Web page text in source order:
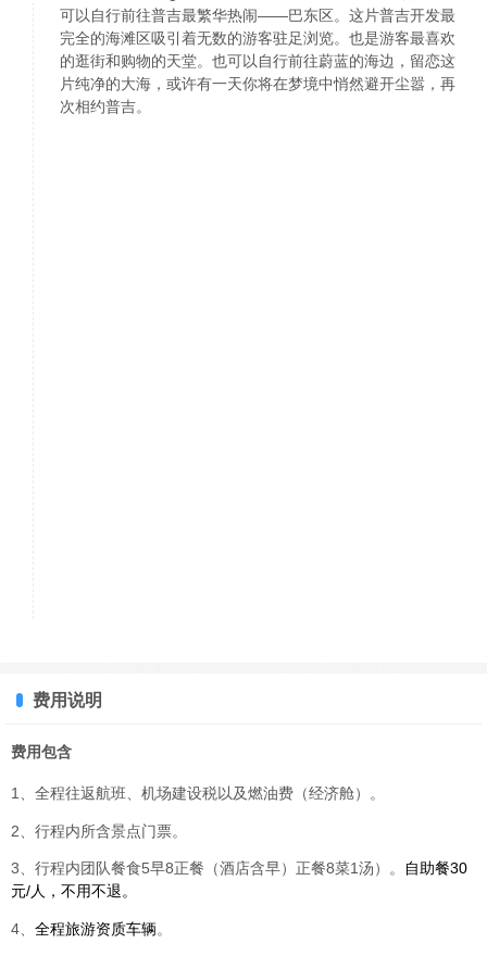
可以自行前往普吉最繁华热闹——巴东区。这片普吉开发最
完全的海滩区吸引着无数的游客驻足浏览。也是游客最喜欢
的逛街和购物的天堂。也可以自行前往蔚蓝的海边，留恋这
片纯净的大海，或许有一天你将在梦境中悄然避开尘嚣，再
次相约普吉。
费用说明
费用包含
1、全程往返航班、机场建设税以及燃油费（经济舱）。
2、行程内所含景点门票。
3、行程内团队餐食5早8正餐（酒店含早）正餐8菜1汤）。
自助餐30
元/人，不用不退。
4、 全程旅游资质车辆。